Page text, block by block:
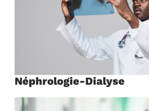
Néphrologie-Dialyse